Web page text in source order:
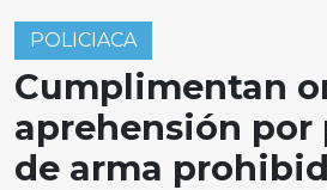
POLICIACA
Cumplimentan
aprehensión por
de arma